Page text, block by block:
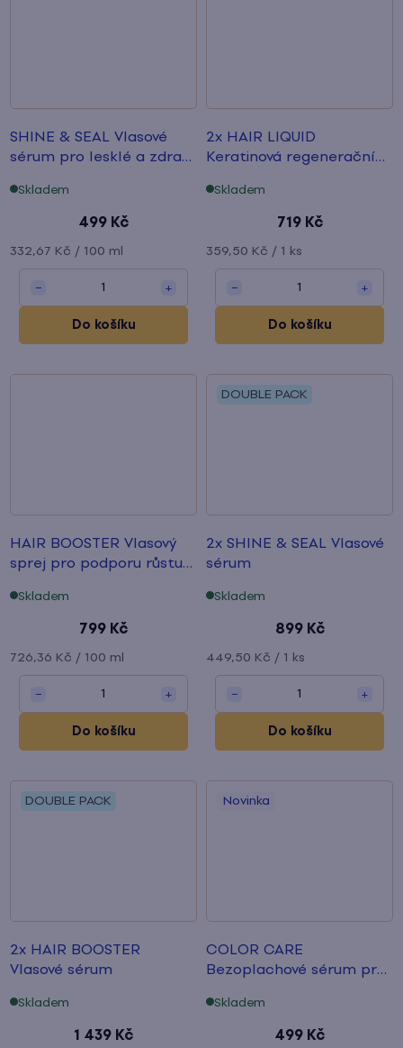
SHINE & SEAL Vlasové
sérum pro lesklé a zdravé
Skladem
499 Kč
Měrná
cena:
332,67 Kč / 100 ml
− 1 +
Do košíku
2x HAIR LIQUID
Keratinová regenerační
Skladem
719 Kč
Měrná
cena:
359,50 Kč / 1 ks
− 1 +
Do košíku
HAIR BOOSTER Vlasový
sprej pro podporu růstu
Skladem
799 Kč
Měrná
cena:
726,36 Kč / 100 ml
− 1 +
Do košíku
DOUBLE PACK
2x SHINE & SEAL Vlasové
sérum
Skladem
899 Kč
Měrná
cena:
449,50 Kč / 1 ks
− 1 +
Do košíku
DOUBLE PACK
2x HAIR BOOSTER
Vlasové sérum
Skladem
1 439 Kč
Novinka
COLOR CARE
Bezoplachové sérum pro
Skladem
499 Kč